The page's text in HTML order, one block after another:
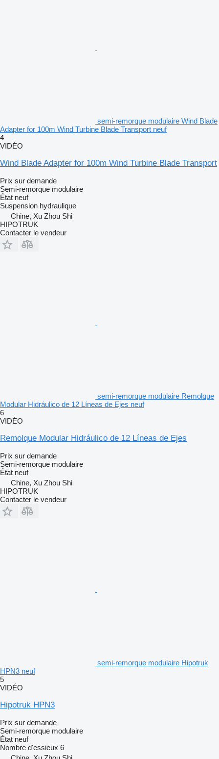
semi-remorque modulaire Wind Blade
Adapter for 100m Wind Turbine Blade Transport neuf
4
VIDÉO
Wind Blade Adapter for 100m Wind Turbine Blade Transport
Prix sur demande
Semi-remorque modulaire
État neuf
Suspension hydraulique
Chine, Xu Zhou Shi
HIPOTRUK
Contacter le vendeur
semi-remorque modulaire Remolque
Modular Hidráulico de 12 Líneas de Ejes neuf
6
VIDÉO
Remolque Modular Hidráulico de 12 Líneas de Ejes
Prix sur demande
Semi-remorque modulaire
État neuf
Chine, Xu Zhou Shi
HIPOTRUK
Contacter le vendeur
semi-remorque modulaire Hipotruk
HPN3 neuf
5
VIDÉO
Hipotruk HPN3
Prix sur demande
Semi-remorque modulaire
État neuf
Nombre d'essieux 6